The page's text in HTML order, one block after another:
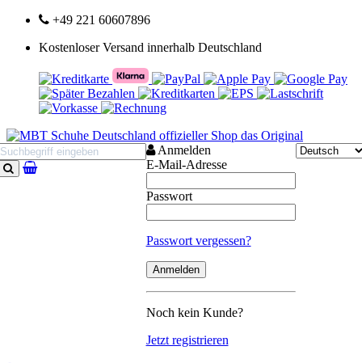
+49 221 60607896
Kostenloser Versand innerhalb Deutschland
Suchen
Anmelden
E-Mail-Adresse
Passwort
Passwort vergessen?
Noch kein Kunde?
Jetzt registrieren